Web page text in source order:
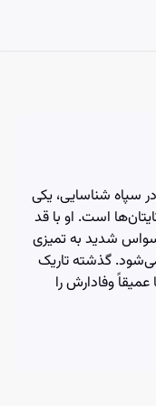
در سپاه شناسایی، یکی
است. او با قد
شدید به تمیزی
گذشته تاریک
وفادارش را